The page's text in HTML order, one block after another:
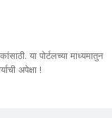
या पोर्टलच्या माध्यमातुन
अपेक्षा !